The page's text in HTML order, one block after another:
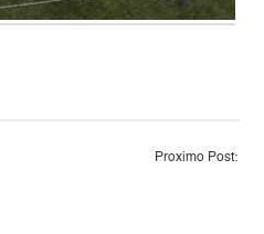
Proximo Post: